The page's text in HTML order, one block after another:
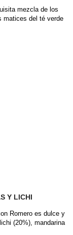
mezcla de los
matices del té verde
a mano según
infusión de Color
de cuerpo liviano
Y LICHI
Romero es dulce y
(20%), mandarina